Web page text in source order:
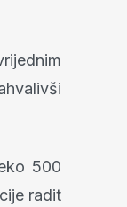
500
radit